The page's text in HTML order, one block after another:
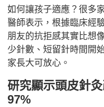
如何讓孩子適應？很多
醫師表示，根據臨床經
朋友的抗拒感其實比想
少針數、短留針時間開
家長大可放心。
研究顯示頭皮針
97%